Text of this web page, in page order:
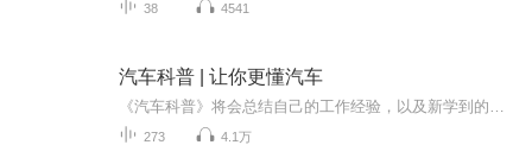
38 4541
汽车科普 | 让你更懂汽车
273 4.1万